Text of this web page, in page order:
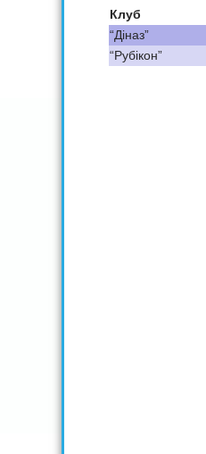
Клуб
“Діназ”
“Рубікон”